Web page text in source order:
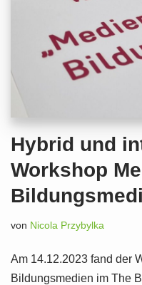
Hybrid und
Workshop
von Nicola Przybylka
Am 14.12.2023 fand der
Bildungsmedien im The